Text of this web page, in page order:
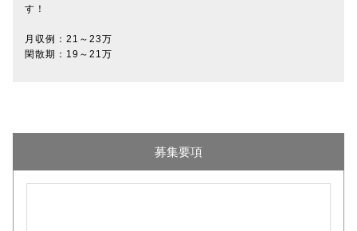
す！
月収例：21～23万
閑散期：19～21万
募集要項